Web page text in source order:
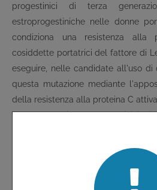
progestinici di terza
estroprogestiniche nelle donne
condiziona una resistenza
cosiddette portatrici del fattore di
eseguire, nelle candidate all'uso di
questa mutazione mediante
della resistenza alla proteina C
Come per gli estroprogestinici,
Non è noto se l'uso protratto di
privo della componente